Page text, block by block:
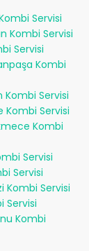
Servisi
Kombi Servisi
Servisi
Kombi
Kombi Servisi
Kombi Servisi
Kombi
Servisi
Servisi
Kombi Servisi
Servisi
Kombi